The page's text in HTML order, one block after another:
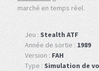
marché en temps réel.
Jeu : Stealth ATF
Année de sortie : 1989
Version : FAH
Type : Simulation de